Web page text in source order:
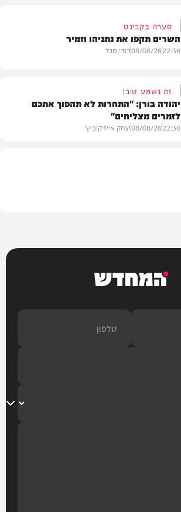
סערה בקבינט
השרים תקפו את נתניהו וזמיר
22:36
08/08/26דודי סגל
זה נשמע טוב!
יהודה בורן: "התחרות לא תהפוך אתכם
לזמרים מצליחים"
22:30
08/08/26יצחק אייזיקוביץ'
המחדש